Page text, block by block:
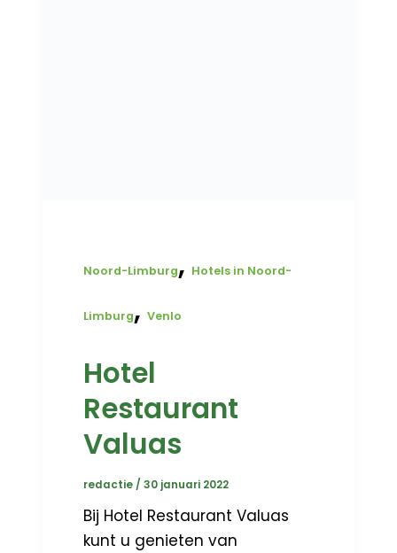
Noord-Limburg, Hotels in Noord-
Limburg,Venlo
Hotel
Restaurant
Valuas
redactie /30 januari 2022
Bij Hotel Restaurant Valuas
kunt u genieten van